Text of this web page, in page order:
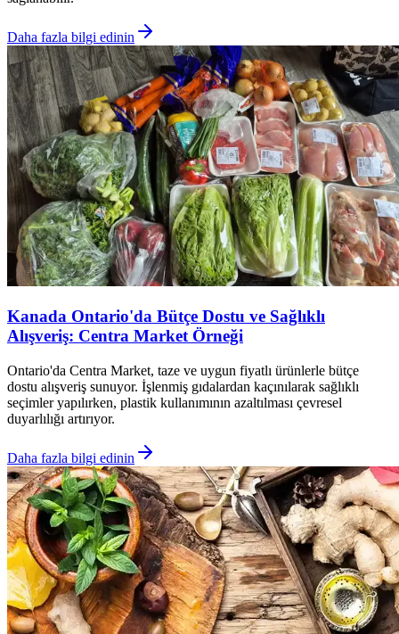
Daha fazla bilgi edinin
Kanada Ontario'da Bütçe Dostu ve Sağlıklı
Alışveriş: Centra Market Örneği
Ontario'da Centra Market, taze ve uygun fiyatlı ürünlerle bütçe
dostu alışveriş sunuyor. İşlenmiş gıdalardan kaçınılarak sağlıklı
seçimler yapılırken, plastik kullanımının azaltılması çevresel
duyarlılığı artırıyor.
Daha fazla bilgi edinin